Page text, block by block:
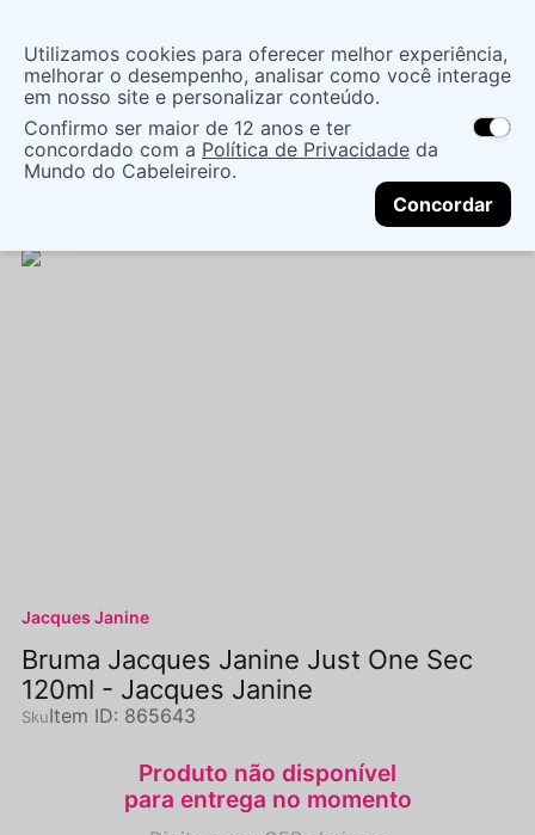
localização
As ofertas e opções de entrega variam de
acordo com a região.Não sei meu CEP
CONTINUAR
O que você procura?
Cabelo Marcas Tradicionais
Finalizadores
BRUMA JACQUES JANINE JUST ONE SEC 120ML -
Jacques Janine
Bruma Jacques Janine Just One Sec
120ml - Jacques Janine
Item ID: 865643
Utilizamos cookies para oferecer melhor experiência,
melhorar o desempenho, analisar como você interage
em nosso site e personalizar conteúdo.
Confirmo ser maior de 12 anos e ter
concordado com a Política de Privacidade da
Mundo do Cabeleireiro.
Concordar